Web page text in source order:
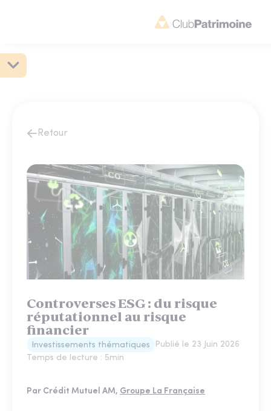
Retour
Controverses ESG : du risque
réputationnel au risque
financier
Investissements thématiques Publié le 23 Juin 2026
Temps de lecture : 5min
Par Crédit Mutuel AM, Groupe La Française